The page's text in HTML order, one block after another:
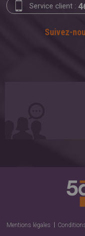
Service client :
Suivez-
Mentions légales